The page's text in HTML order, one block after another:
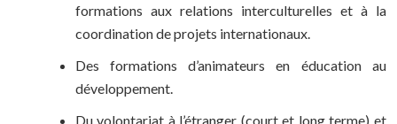
formations aux relations interculturelles et à la
coordination de projets internationaux.
Des formations d’animateurs en éducation au
développement.
Du volontariat à l’étranger (court et long terme) et